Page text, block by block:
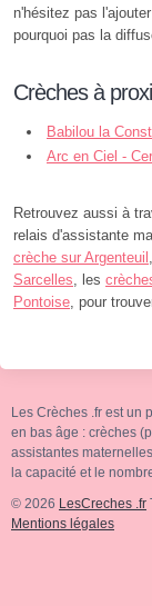
n'hésitez pas
pourquoi pas la
Crèches à
Babilou la
Arc en Ciel -
Retrouvez aussi à
relais d'assistante
crèche sur Argenteuil
Sarcelles , les
Pontoise , pour
Les Crèches .fr est un
en bas âge : crèches
assistantes
la capacité et le
© 2026 LesCreches .fr
Mentions légales